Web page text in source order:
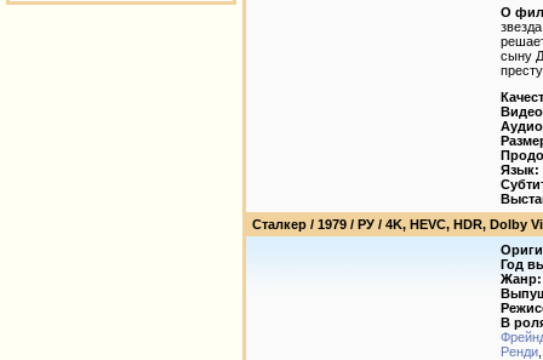
О
сыну
Язык:
Сталкер / 1979 / РУ / 4K, HEVC, HDR, Dolby
Год
Жанр:
В
Ренди